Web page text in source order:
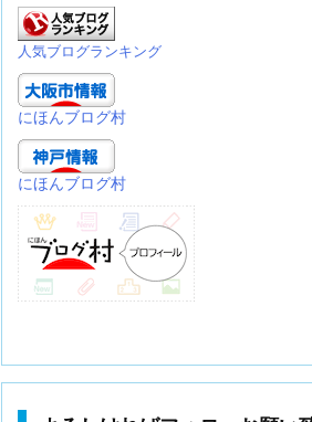
人気ブログランキング
にほんブログ村
にほんブログ村